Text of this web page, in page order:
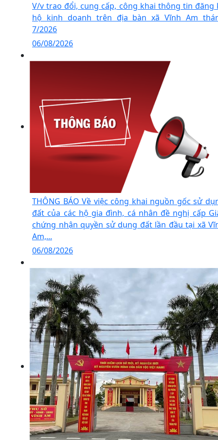
V/v trao đổi, cung cấp, công khai thông tin đăng
hộ kinh doanh trên địa bàn xã Vĩnh Am
7/2026
06/08/2026
THÔNG BÁO Về việc công khai nguồn gốc sử
đất của các hộ gia đình, cá nhân đề nghị cấp
chứng nhận quyền sử dụng đất lần đầu tại xã
Am,...
06/08/2026